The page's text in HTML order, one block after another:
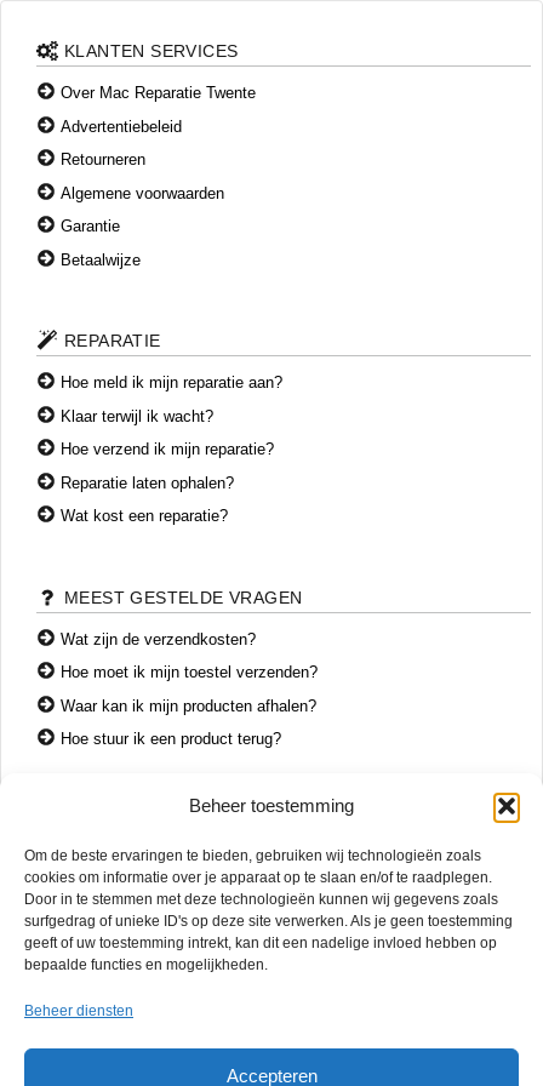
Beheer toestemming
Om de beste ervaringen te bieden, gebruiken wij technologieën zoals
cookies om informatie over je apparaat op te slaan en/of te raadplegen.
Door in te stemmen met deze technologieën kunnen wij gegevens zoals
surfgedrag of unieke ID's op deze site verwerken. Als je geen toestemming
geeft of uw toestemming intrekt, kan dit een nadelige invloed hebben op
bepaalde functies en mogelijkheden.
Beheer diensten
Accepteren
onverantwoord is, ontvangt u hierover duidelijk advies –
zonder verborgen kosten.
KLANTEN SERVICES
Over Mac Reparatie Twente
Advertentiebeleid
Retourneren
Algemene voorwaarden
Garantie
Betaalwijze
REPARATIE
Hoe meld ik mijn reparatie aan?
Klaar terwijl ik wacht?
Hoe verzend ik mijn reparatie?
Reparatie laten ophalen?
Wat kost een reparatie?
MEEST GESTELDE VRAGEN
Wat zijn de verzendkosten?
Hoe moet ik mijn toestel verzenden?
Waar kan ik mijn producten afhalen?
Hoe stuur ik een product terug?
+31 74 7850071
+31 683 65 60 77
Wemenstraat 26
7551 EX Hengelo